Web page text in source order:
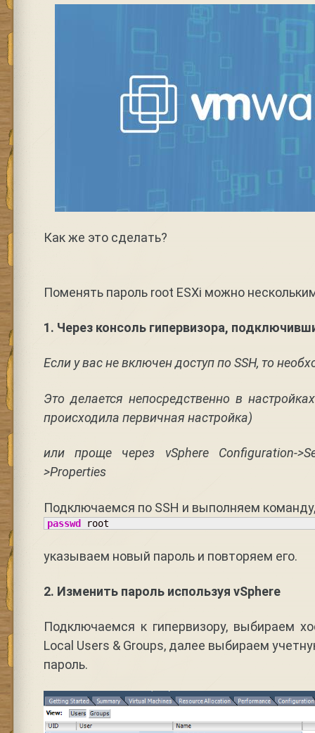
Как же это сделать?
Поменять пароль root ESXi можно
1. Через консоль гипервизора,
Если у вас не включен доступ по SSH, то
Это делается непосредственно в
происходила первичная настройка)
или проще через vSphere Configuration-
>Properties
Подключаемся по SSH и выполняем
passwd root
указываем новый пароль и повторяем его.
2. Изменить пароль используя vSphere
Подключаемся к гипервизору, выбираем
Local Users & Groups, далее выбираем
пароль.